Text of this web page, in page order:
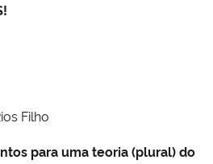
Filho
para uma teoria (plural) do